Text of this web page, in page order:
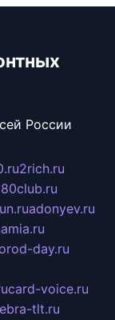
России
2rich.ru
adonyev.ru
day.ru
card-voice.ru
tlt.ru